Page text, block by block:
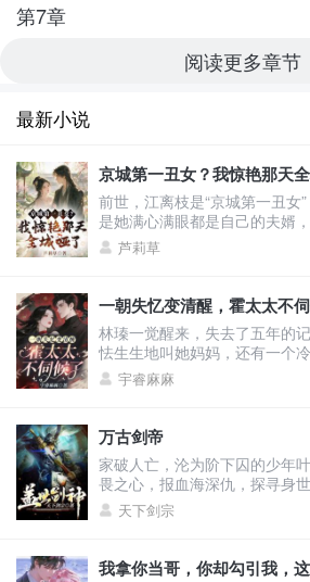
第7章
阅读更多章节
最新小说
京城第一丑女？我惊艳那天
前世，江离枝是“京城第一丑女
是她满心满眼都是自己的夫婿
填补将军府。可换来的却是
气，甚至让她怀上侍卫的野种
决心要让这群人血债血偿！渣
双飞？她直接退婚撤资，让将
花想装柔弱博同情？她反手几
的脸皮！全城
芦莉草
一朝失忆变清醒，霍太太不
林瑧一觉醒来，失去了五年的
怯生生地叫她妈妈，还有一个
去给继妹输血。原来她和自己
以婚姻为筹码让她签了厚厚的
分一半，至于你，喂狗！”她不
舔狗的，还被人当成草包嘲笑
公，甚至讨好老公白月光弟媳
开自己老公。她
宇睿麻麻
万古剑帝
家破人亡，沦为阶下囚的少年
畏之心，报血海深仇，探寻身
修剑道，凝天印，灵武合一，
沉浮？我有一剑可断万古！
天下剑宗
我拿你当哥，你却勾引我，